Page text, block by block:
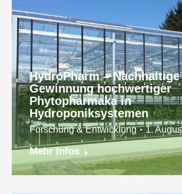
HydroPharm – Nachhaltige
Gewinnung hochwertiger
Phytopharmaka in
Hydroponiksystemen
Forschung & Entwicklung 1.
Mehr Infos